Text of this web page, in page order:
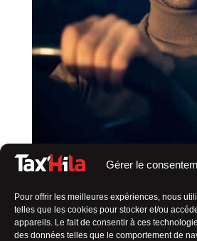
Gérer le
Pour offrir les meilleures expériences, nous
telles que les cookies pour stocker et/ou
appareils. Le fait de consentir à ces
des données telles que le comportement de
SERVICE DE TAXI PAS